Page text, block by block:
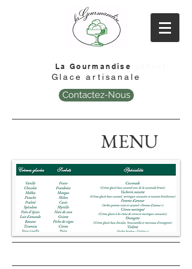
La Gourmandise
Glace artisanale
Contactez-Nous
MENU